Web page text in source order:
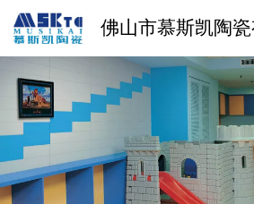
佛山市慕斯凯陶瓷